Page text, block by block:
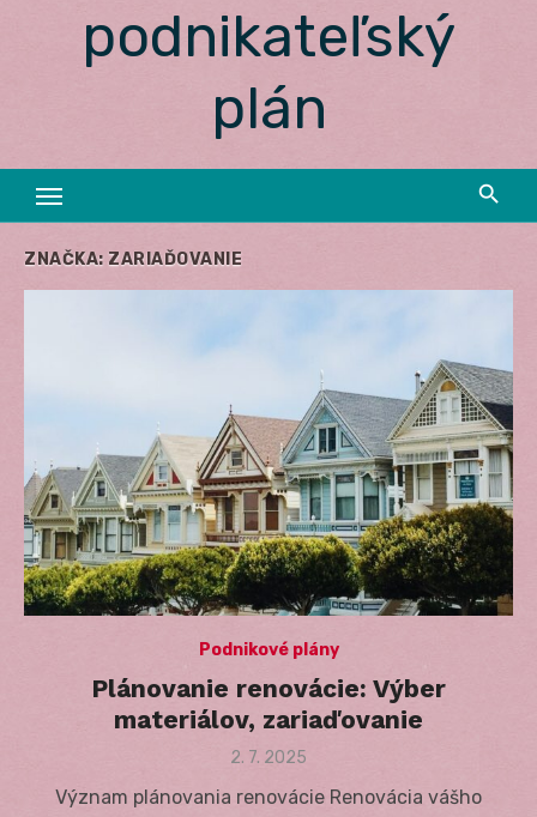
podnikateľský
plán
ZNAČKA: ZARIAĎOVANIE
Podnikové plány
Plánovanie renovácie: Výber
materiálov, zariaďovanie
Posted
2. 7. 2025
Význam plánovania renovácie Renovácia vášho